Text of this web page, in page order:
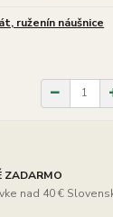
ruženín náušnice
ZADARMO
nad 40 €